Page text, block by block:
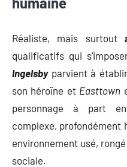
Réaliste, mais surtout
qualificatifs qui
Ingelsby parvient à
son héroïne et Easttown
personnage à part
complexe, profondément
environnement usé,
sociale.